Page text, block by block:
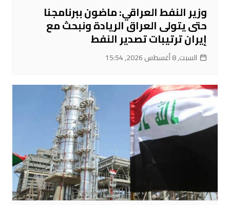
وزير النفط العراقي: ماضون ببرنامجنا
حتى يتولى العراق الريادة ونبحث مع
إيران ترتيبات تصدير النفط
السبت, 8 أغسطس 2026, 15:54